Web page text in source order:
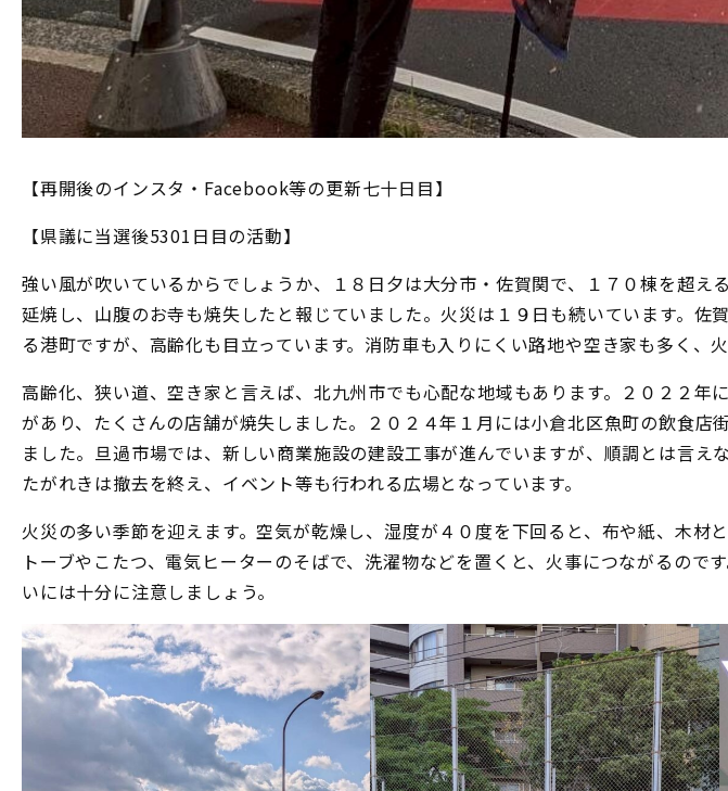
【再開後のインスタ・Facebook等の更新七十日目】
【県議に当選後5301日目の活動】
強い風が吹いているからでしょうか、１８日夕は大分市・佐賀関で、１７０棟を超え
延焼し、山腹のお寺も焼失したと報じていました。火災は１９日も続いています。佐
る港町ですが、高齢化も目立っています。消防車も入りにくい路地や空き家も多く、
高齢化、狭い道、空き家と言えば、北九州市でも心配な地域もあります。２０２２年
があり、たくさんの店舗が焼失しました。２０２４年１月には小倉北区魚町の飲食店
ました。旦過市場では、新しい商業施設の建設工事が進んでいますが、順調とは言え
たがれきは撤去を終え、イベント等も行われる広場となっています。
火災の多い季節を迎えます。空気が乾燥し、湿度が４０度を下回ると、布や紙、木材
トーブやこたつ、電気ヒーターのそばで、洗濯物などを置くと、火事につながるので
いには十分に注意しましょう。